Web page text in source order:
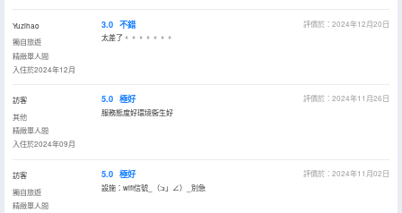
Yuzihao
獨自旅遊
精緻單人間
入住於2024年12月
3.0 不錯
評價於：2024年12月20日
太差了。。。。。。。
訪客
其他
精緻單人間
入住於2024年09月
5.0 極好
評價於：2024年11月26日
服務態度好環境衞生好
訪客
獨自旅遊
精緻單人間
5.0 極好
評價於：2024年11月02日
設施：wifi信號_（:з」∠）_別急